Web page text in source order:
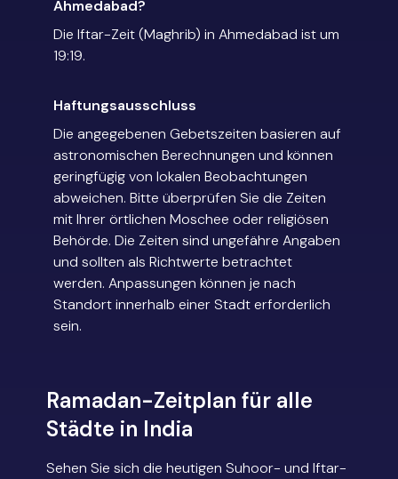
Ahmedabad?
Die Iftar-Zeit (Maghrib) in Ahmedabad ist um
19:19.
Haftungsausschluss
Die angegebenen Gebetszeiten basieren auf
astronomischen Berechnungen und können
geringfügig von lokalen Beobachtungen
abweichen. Bitte überprüfen Sie die Zeiten
mit Ihrer örtlichen Moschee oder religiösen
Behörde. Die Zeiten sind ungefähre Angaben
und sollten als Richtwerte betrachtet
werden. Anpassungen können je nach
Standort innerhalb einer Stadt erforderlich
sein.
Ramadan-Zeitplan für alle
Städte in India
Sehen Sie sich die heutigen Suhoor- und Iftar-